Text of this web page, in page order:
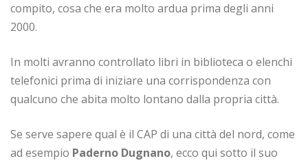
compito, cosa che era molto ardua prima degli anni
2000.
In molti avranno controllato libri in biblioteca o elenchi
telefonici prima di iniziare una corrispondenza con
qualcuno che abita molto lontano dalla propria città.
Se serve sapere qual è il CAP di una città del nord, come
ad esempio Paderno Dugnano, ecco qui sotto il suo